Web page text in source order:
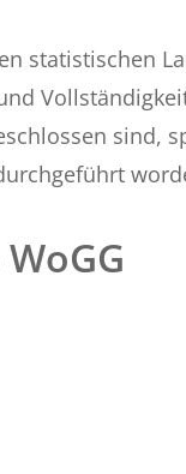
statistischen
sind,